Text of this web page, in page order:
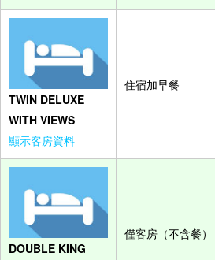
TWIN DELUXE
WITH VIEWS
顯示客房資料
住宿加早餐
DOUBLE KING
僅客房（不含餐）